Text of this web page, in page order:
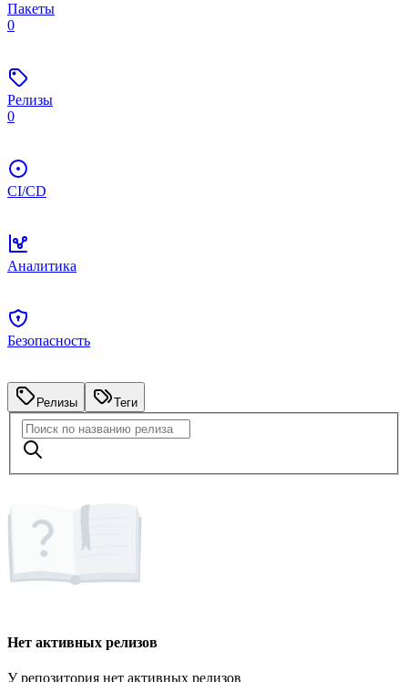
Пакеты
0
Релизы
0
CI/CD
Аналитика
Безопасность
Релизы Теги
Нет активных релизов
У репозитория нет активных релизов